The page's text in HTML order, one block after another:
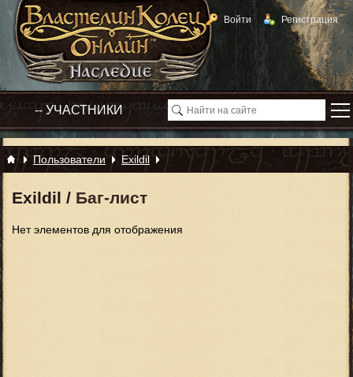
Войти Регистрация
Пользователи Exildil
Exildil / Баг-лист
Нет элементов для отображения